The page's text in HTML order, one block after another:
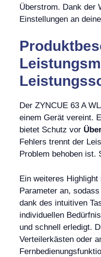
Überstrom. Dank der
Einstellungen an
Der ZYNCUE 63 A
einem Gerät vereint.
bietet Schutz vor
Fehlers trennt der
Problem behoben
Ein weiteres
Parameter an,
dank des intuitiven
individuellen
und schnell erledigt.
Verteilerkästen oder